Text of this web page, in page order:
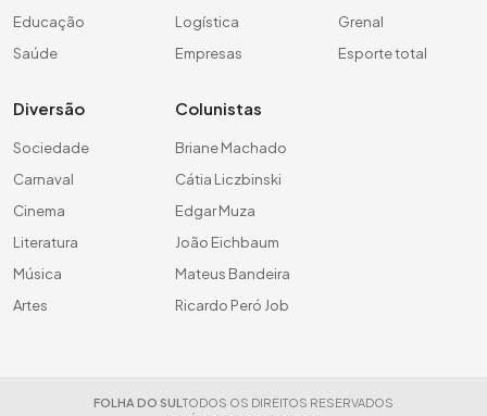
Educação
Saúde
Logística
Empresas
Grenal
Esporte total
Diversão
Sociedade
Carnaval
Cinema
Literatura
Música
Artes
Colunistas
Briane Machado
Cátia Liczbinski
Edgar Muza
João Eichbaum
Mateus Bandeira
Ricardo Peró Job
FOLHA DO SUL TODOS OS DIREITOS RESERVADOS